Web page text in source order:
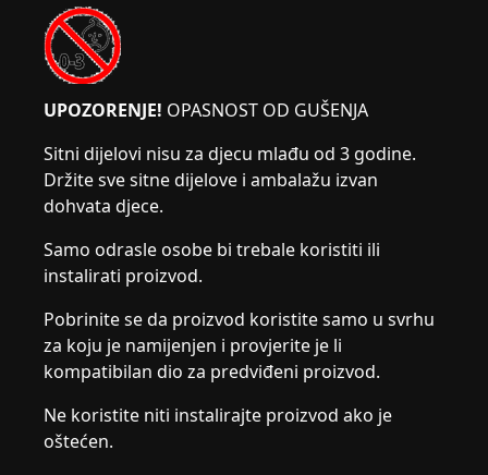
UPOZORENJE! OPASNOST OD GUŠENJA
Sitni dijelovi nisu za djecu mlađu od 3 godine.
Držite sve sitne dijelove i ambalažu izvan
dohvata djece.
Samo odrasle osobe bi trebale koristiti ili
instalirati proizvod.
Pobrinite se da proizvod koristite samo u svrhu
za koju je namijenjen i provjerite je li
kompatibilan dio za predviđeni proizvod.
Ne koristite niti instalirajte proizvod ako je
oštećen.